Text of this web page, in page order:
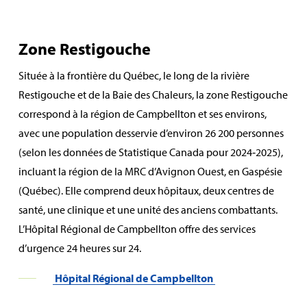
Zone Restigouche
Située à la frontière du Québec, le long de la rivière
Restigouche et de la Baie des Chaleurs, la zone Restigouche
correspond à la région de Campbellton et ses environs,
avec une population desservie d’environ 26 200 personnes
(selon les données de Statistique Canada pour 2024‑2025),
incluant la région de la MRC d’Avignon Ouest, en Gaspésie
(Québec). Elle comprend deux hôpitaux, deux centres de
santé, une clinique et une unité des anciens combattants.
L’Hôpital Régional de Campbellton offre des services
d’urgence 24 heures sur 24.
Hôpital Régional de Campbellton